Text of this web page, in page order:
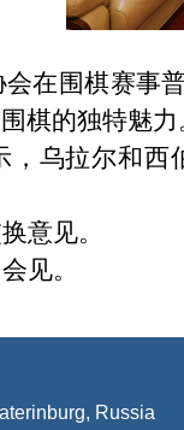
在围棋赛事
棋的独特魅力
，乌拉尔和
意见。
见。
Russia